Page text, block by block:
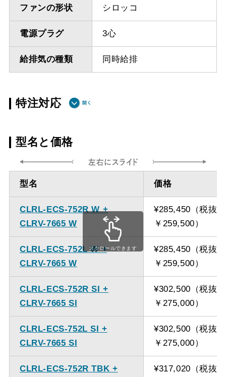
ファンの形状 シロッコ
電源プラグ 3心
給排気の種類 同時給排
特注対応
方給排気
ダクト方向 上
方給排気
最大寸法 870ｍｍ
備考
点検口を設けての最小寸
法は弊社にお問い合わせ
ください。
型名と価格
型名 価格
CLRL-ECS-752R W +
CLRV-7665 W
¥285,450（税抜
￥259,500）
CLRL-ECS-752L W +
CLRV-7665 W
¥285,450（税抜
￥259,500）
CLRL-ECS-752R SI +
CLRV-7665 SI
¥302,500（税抜
￥275,000）
CLRL-ECS-752L SI +
CLRV-7665 SI
¥302,500（税抜
￥275,000）
CLRL-ECS-752R TBK +
¥317,020（税抜
スクロールできます